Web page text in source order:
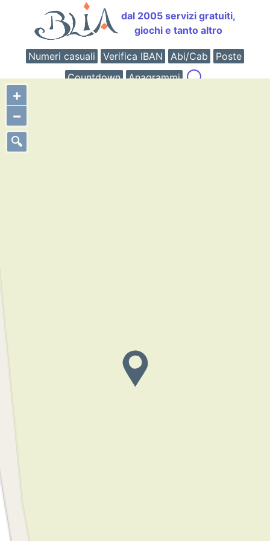
dal 2005 servizi gratuiti,
giochi e tanto altro
Numeri casuali Verifica IBAN Abi/Cab
Poste
Countdown
Anagrammi
+
−